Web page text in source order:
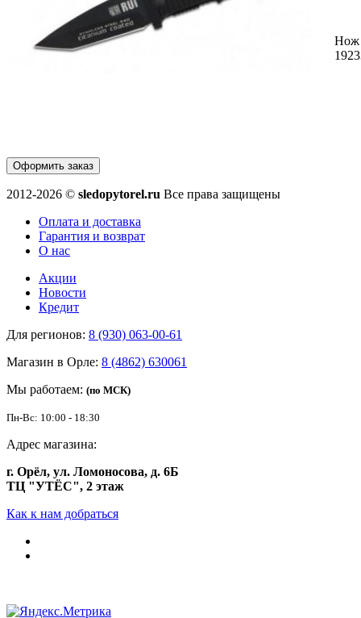
Нож
Оформить заказ
2012-2026 © sledopytorel.ru Все права защищены
Оплата и доставка
Гарантия и возврат
О нас
Акции
Новости
Кредит
Для регионов: 8 (930) 063-00-61
Магазин в Орле: 8 (4862) 630061
Мы работаем: (по МСК)
Пн-Вс: 10:00 - 18:30
Адрес магазина:
г. Орёл, ул. Ломоносова, д. 6Б
ТЦ "УТЁС", 2 этаж
Как к нам добраться